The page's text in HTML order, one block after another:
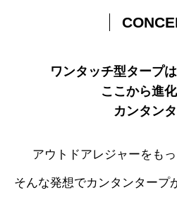
ワンタッチ型タープ
ここから進化
カンタン
アウトドアレジャーをも
そんな発想でカンタンタープ